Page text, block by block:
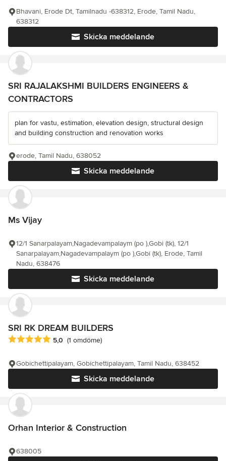
Skicka meddelande
Bhavani, Erode Dt, Tamilnadu -638312, Erode, Tamil Nadu,
638312
SRI RAJALAKSHMI BUILDERS ENGINEERS &
CONTRACTORS
plan for vastu, estimation, elevation design, structural design
and building construction and renovation works
Skicka meddelande
erode, Tamil Nadu, 638052
Ms Vijay
Skicka meddelande
12/1 Sanarpalayam,Nagadevampalaym (po ),Gobi (tk), 12/1
Sanarpalayam,Nagadevampalaym (po ),Gobi (tk), Erode, Tamil
Nadu, 638476
SRI RK DREAM BUILDERS
Genomsnittligt omdöme: 5 av 5 stjärnor
5,0 (1 omdöme)
Skicka meddelande
Gobichettipalayam, Gobichettipalayam, Tamil Nadu, 638452
Orhan Interior & Construction
638005